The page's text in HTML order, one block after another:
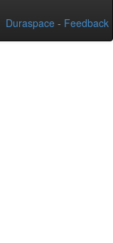
Duraspace - Feedback